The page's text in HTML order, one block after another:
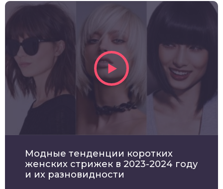
Модные тенденции коротких
женских стрижек в 2023-2024 году
и их разновидности